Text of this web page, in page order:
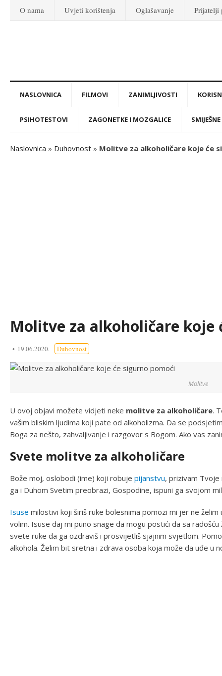
O nama Uvjeti korištenja Oglašavanje Prijatelji
NASLOVNICA FILMOVI ZANIMLJIVOSTI
PSIHOTESTOVI ZAGONETKE I MOZGALICE
Naslovnica » Duhovnost » Molitve za alkoholičare koje će
Molitve za alkoholičare koje
19.06.2020. Duhovnost
Molitve
U ovoj objavi možete vidjeti neke molitve za alkoholičare.
vašim bliskim ljudima koji pate od alkoholizma. Da se
Boga za nešto, zahvaljivanje i razgovor s Bogom. Ako vas
Svete molitve za alkoholičare
Bože moj, oslobodi (ime) koji robuje pijanstvu, prizivam Tvoje
ga i Duhom Svetim preobrazi, Gospodine, ispuni ga svojom
Isuse milostivi koji širiš ruke bolesnima pomozi mi jer ne
volim. Isuse daj mi puno snage da mogu postići da sa
svete ruke da ga ozdraviš i prosvijetliš sjajnim svjetlom.
alkohola. Želim bit sretna i zdrava osoba koja može da uđe u